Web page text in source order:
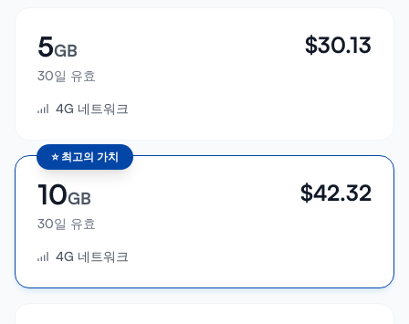
5GB
30일 유효
$30.13
4G 네트워크
⭐ 최고의 가치
10GB
30일 유효
$42.32
4G 네트워크